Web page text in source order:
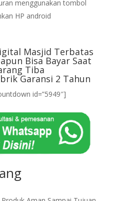
menggunakan tombol
HP android
Masjid Terbatas
Bisa Bayar Saat
Tiba
Garansi 2 Tahun
id=”5949″]